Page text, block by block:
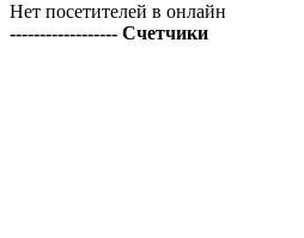
Нет посетителей в онлайн
------------------ Счетчики